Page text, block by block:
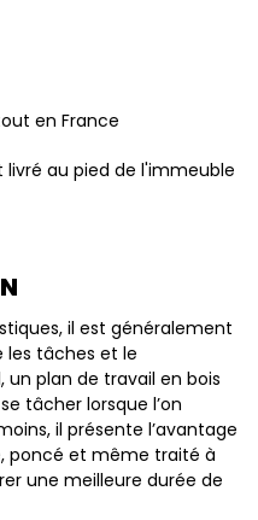
en France
au pied de l'immeuble
il est généralement
les tâches et le
un plan de travail en bois
tâcher lorsque l’on
il présente l’avantage
poncé et même traité à
une meilleure durée de